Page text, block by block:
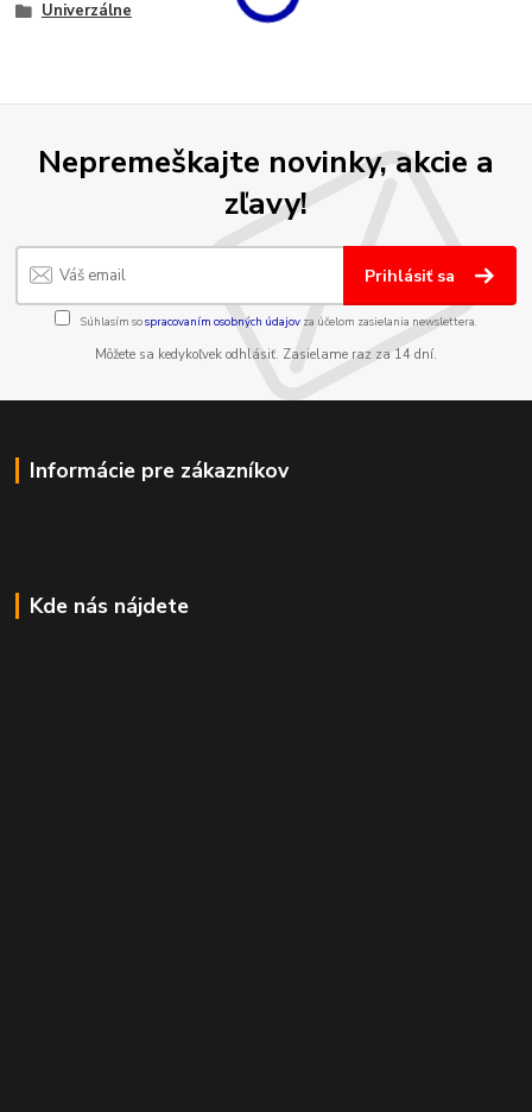
Univerzálne
Nepremeškajte novinky, akcie a
zľavy!
Prihlásiť sa
Súhlasím sospracovaním osobných údajov za účelom zasielania newslettera.
Môžete sa kedykoľvek odhlásiť. Zasielame raz za 14 dní.
Informácie pre zákazníkov
Kde nás nájdete